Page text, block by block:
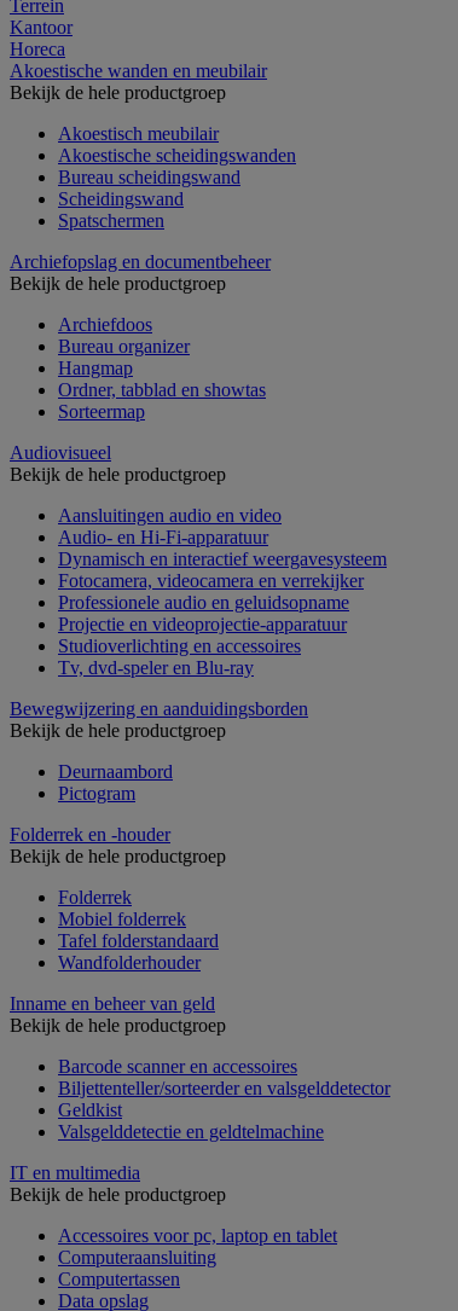
Terrein
Kantoor
Horeca
Akoestische wanden en meubilair
Bekijk de hele productgroep
Akoestisch meubilair
Akoestische scheidingswanden
Bureau scheidingswand
Scheidingswand
Spatschermen
Archiefopslag en documentbeheer
Bekijk de hele productgroep
Archiefdoos
Bureau organizer
Hangmap
Ordner, tabblad en showtas
Sorteermap
Audiovisueel
Bekijk de hele productgroep
Aansluitingen audio en video
Audio- en Hi-Fi-apparatuur
Dynamisch en interactief weergavesysteem
Fotocamera, videocamera en verrekijker
Professionele audio en geluidsopname
Projectie en videoprojectie-apparatuur
Studioverlichting en accessoires
Tv, dvd-speler en Blu-ray
Bewegwijzering en aanduidingsborden
Bekijk de hele productgroep
Deurnaambord
Pictogram
Folderrek en -houder
Bekijk de hele productgroep
Folderrek
Mobiel folderrek
Tafel folderstandaard
Wandfolderhouder
Inname en beheer van geld
Bekijk de hele productgroep
Barcode scanner en accessoires
Biljettenteller/sorteerder en valsgelddetector
Geldkist
Valsgelddetectie en geldtelmachine
IT en multimedia
Bekijk de hele productgroep
Accessoires voor pc, laptop en tablet
Computeraansluiting
Computertassen
Data opslag